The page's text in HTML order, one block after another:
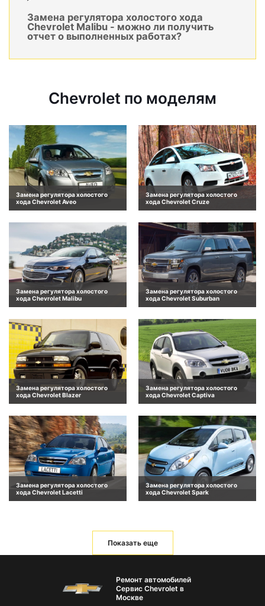
Замена регулятора холостого хода
Chevrolet Malibu - можно ли получить
отчет о выполненных работах?
Chevrolet по моделям
Замена регулятора холостого
хода Chevrolet Aveo
Замена регулятора холостого
хода Chevrolet Cruze
Замена регулятора холостого
хода Chevrolet Malibu
Замена регулятора холостого
хода Chevrolet Suburban
Замена регулятора холостого
хода Chevrolet Blazer
Замена регулятора холостого
хода Chevrolet Captiva
Замена регулятора холостого
хода Chevrolet Lacetti
Замена регулятора холостого
хода Chevrolet Spark
Показать еще
Ремонт автомобилей
Сервис Chevrolet в
Москве